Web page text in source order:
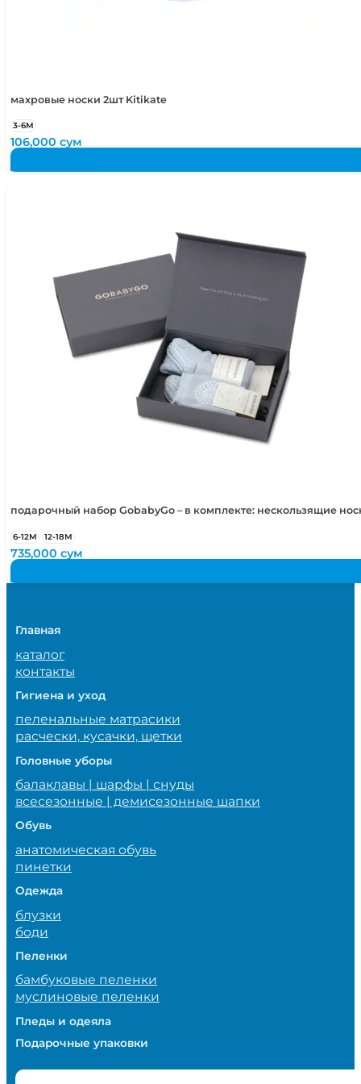
махровые носки 2шт Kitikate
3-6М
106,000сум
подарочный набор GobabyGo – в комплекте: нескользящие
6-12М 12-18М
735,000сум
Главная
каталог
контакты
Гигиена и уход
пеленальные матрасики
расчески, кусачки, щетки
Головные уборы
балаклавы | шарфы | снуды
всесезонные | демисезонные шапки
Обувь
анатомическая обувь
пинетки
Одежда
блузки
боди
Пеленки
бамбуковые пеленки
муслиновые пеленки
Пледы и одеяла
Подарочные упаковки